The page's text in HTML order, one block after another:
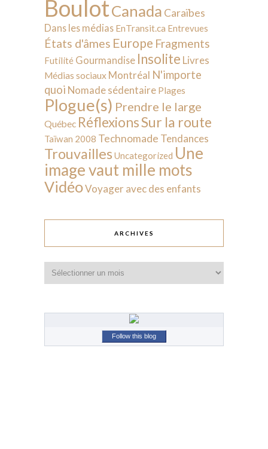
BoulotCanada Caraïbes
Dans les médias EnTransit.ca Entrevues
États d'âmes Europe Fragments
Futilité Gourmandise Insolite Livres
Médias sociaux Montréal N'importe
quoi Nomade sédentaire Plages
Plogue(s) Prendre le large
Québec RéflexionsSur la route
Taïwan 2008 Technomade Tendances
Trouvailles Uncategorized Une
image vaut mille mots
VidéoVoyager avec des enfants
ARCHIVES
Follow this blog